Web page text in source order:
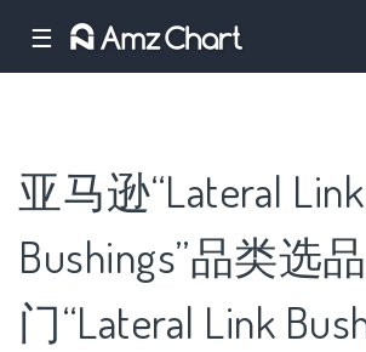
☰
亚马逊“Lateral Link
Bushings”品类选
门“Lateral Link